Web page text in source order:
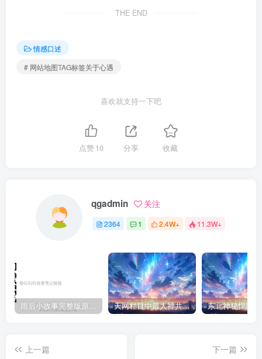
THE END
情感口述
# 网站地图TAG标签关于心遇
喜欢就支持一下吧
点赞10 分享 收藏
qgadmin 关注
2364 1 2.4W+ 11.3W+
雨后小故事完整版原片动态图（图+文字解说版） 天网栏目中最人神共愤的一期《消失的夫妻》
上一篇
下一篇